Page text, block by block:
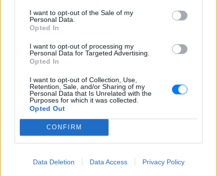
I want to opt-out of the Sale of my
Personal Data.
Opted In
I want to opt-out of processing my
Personal Data for Targeted Advertising.
Opted In
I want to opt-out of Collection, Use,
Retention, Sale, and/or Sharing of my
Personal Data that Is Unrelated with the
Purposes for which it was collected.
Opted Out
CONFIRM
Data Deletion Data Access Privacy Policy
Ακολουθήστε το E-Radio.gr και στο Instagram